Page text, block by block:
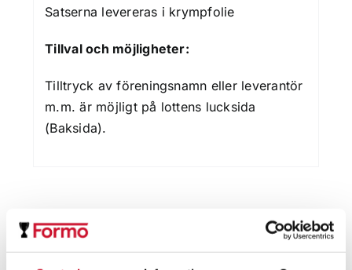
Satserna levereras i krympfolie
Tillval och möjligheter:
Tilltryck av föreningsnamn eller leverantör
m.m. är möjligt på lottens lucksida
(Baksida).
Relaterade produkter